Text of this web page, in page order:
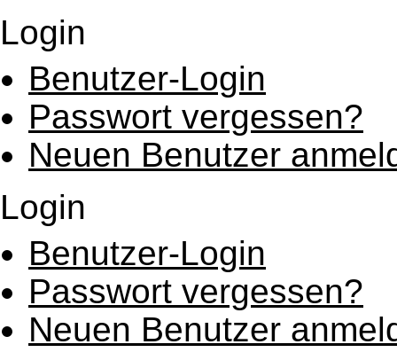
Login
Benutzer-Login
Passwort vergessen?
Neuen Benutzer
Login
Benutzer-Login
Passwort vergessen?
Neuen Benutzer